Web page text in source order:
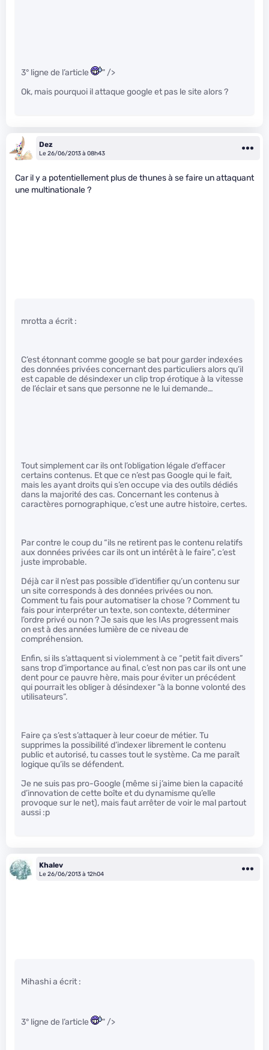
3° ligne de l’article
" />
Ok, mais pourquoi il attaque google et pas le site alors ?
Dez
Le 26/06/2013 à 08h43
Car il y a potentiellement plus de thunes à se faire un attaquant
une multinationale ?
mrotta a écrit :
C’est étonnant comme google se bat pour garder indexées
des données privées concernant des particuliers alors qu’il
est capable de désindexer un clip trop érotique à la vitesse
de l’éclair et sans que personne ne le lui demande…
Tout simplement car ils ont l’obligation légale d’effacer
certains contenus. Et que ce n’est pas Google qui le fait,
mais les ayant droits qui s’en occupe via des outils dédiés
dans la majorité des cas. Concernant les contenus à
caractères pornographique, c’est une autre histoire, certes.
Par contre le coup du “ils ne retirent pas le contenu relatifs
aux données privées car ils ont un intérêt à le faire”, c’est
juste improbable.
Déjà car il n’est pas possible d’identifier qu’un contenu sur
un site corresponds à des données privées ou non.
Comment tu fais pour automatiser la chose ? Comment tu
fais pour interpréter un texte, son contexte, déterminer
l’ordre privé ou non ? Je sais que les IAs progressent mais
on est à des années lumière de ce niveau de
compréhension.
Enfin, si ils s’attaquent si violemment à ce “petit fait divers”
sans trop d’importance au final, c’est non pas car ils ont une
dent pour ce pauvre hère, mais pour éviter un précédent
qui pourrait les obliger à désindexer “à la bonne volonté des
utilisateurs”.
Faire ça s’est s’attaquer à leur coeur de métier. Tu
supprimes la possibilité d’indexer librement le contenu
public et autorisé, tu casses tout le système. Ca me paraît
logique qu’ils se défendent.
Je ne suis pas pro-Google (même si j’aime bien la capacité
d’innovation de cette boîte et du dynamisme qu’elle
provoque sur le net), mais faut arrêter de voir le mal partout
aussi :p
Khalev
Le 26/06/2013 à 12h04
Mihashi a écrit :
3° ligne de l’article " />